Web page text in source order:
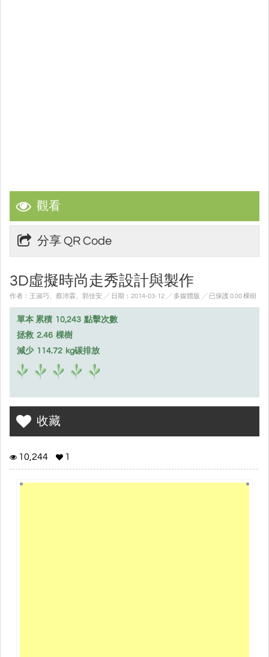
觀看
分享 QR Code
3D虛擬時尚走秀設計與製作
作者：王淑巧、蔡沛霖、郭佳安 ╱ 日期：2014-03-12 ╱ 多媒體版 ╱ 已保護 0.00 棵樹
單本 累積 10,243 點擊次數
拯救 2.46 棵樹
減少 114.72 kg碳排放
收藏
10,244 1